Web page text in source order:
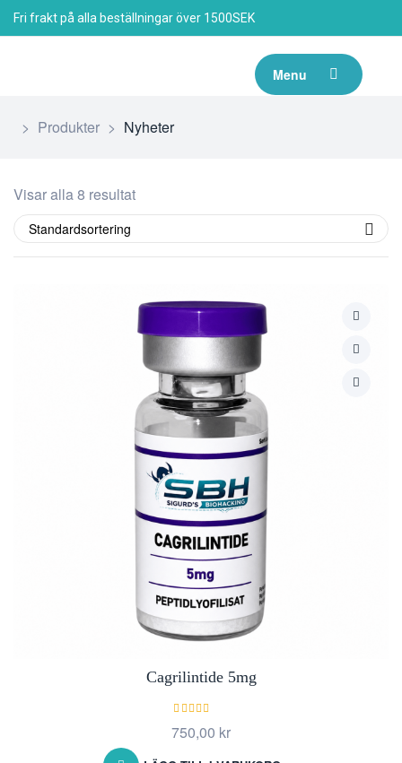
Fri frakt på alla beställningar över 1500SEK
Menu
> Produkter > Nyheter
Visar alla 8 resultat
Standardsortering
Cagrilintide 5mg
Betygsatt
5.00 av 5
750,00 kr